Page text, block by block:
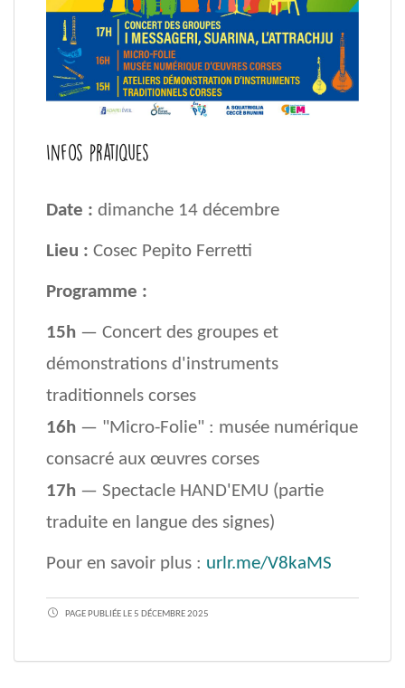
Infos pratiques
Date : dimanche 14 décembre
Lieu : Cosec Pepito Ferretti
Programme :
15h — Concert des groupes et
démonstrations d'instruments
traditionnels corses
16h — "Micro-Folie" : musée numérique
consacré aux œuvres corses
17h — Spectacle HAND'EMU (partie
traduite en langue des signes)
Pour en savoir plus : urlr.me/V8kaMS
PAGE PUBLIÉE LE 5 DÉCEMBRE 2025